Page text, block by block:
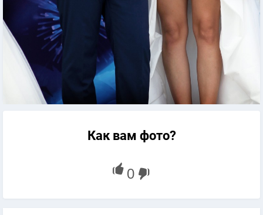
Как вам фото?